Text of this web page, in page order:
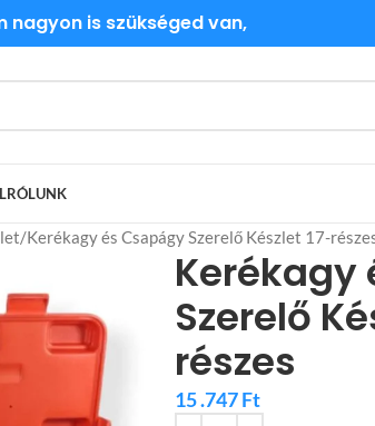
nagyon is szükséged van,
RÓLUNK
Kerékagy és Csapágy Szerelő Készlet 17-
Kerékagy
Szerelő
részes
15 .747Ft